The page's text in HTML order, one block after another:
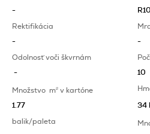
-
Rektifikácia
- -
Odolnosť voči škvrnám
- 10
Množstvo m2 v kartóne
1.77 34
balik/paleta